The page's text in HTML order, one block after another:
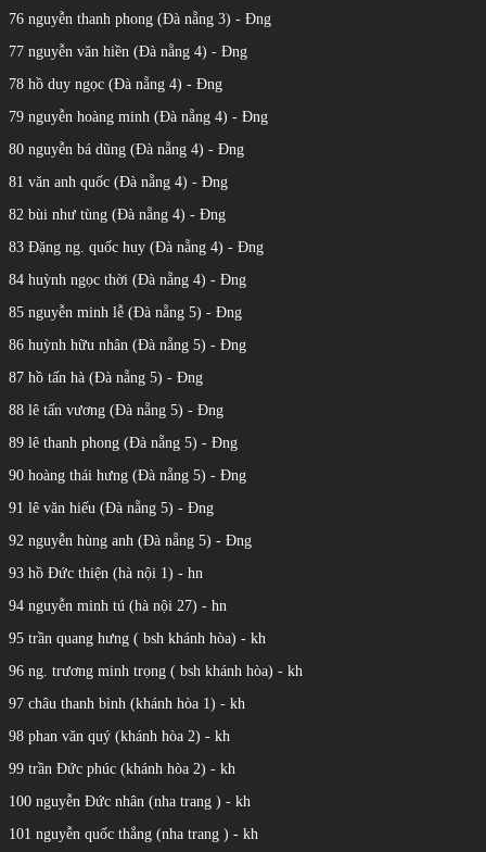
76 nguyễn thanh phong (Đà nẵng 3) - Đng
77 nguyễn văn hiền (Đà nẵng 4) - Đng
78 hồ duy ngọc (Đà nẵng 4) - Đng
79 nguyễn hoàng minh (Đà nẵng 4) - Đng
80 nguyễn bá dũng (Đà nẵng 4) - Đng
81 văn anh quốc (Đà nẵng 4) - Đng
82 bùi như tùng (Đà nẵng 4) - Đng
83 Đặng ng. quốc huy (Đà nẵng 4) - Đng
84 huỳnh ngọc thời (Đà nẵng 4) - Đng
85 nguyễn minh lễ (Đà nẵng 5) - Đng
86 huỳnh hữu nhân (Đà nẵng 5) - Đng
87 hồ tấn hà (Đà nẵng 5) - Đng
88 lê tấn vương (Đà nẵng 5) - Đng
89 lê thanh phong (Đà nẵng 5) - Đng
90 hoàng thái hưng (Đà nẵng 5) - Đng
91 lê văn hiếu (Đà nẵng 5) - Đng
92 nguyễn hùng anh (Đà nẵng 5) - Đng
93 hồ Đức thiện (hà nội 1) - hn
94 nguyễn minh tú (hà nội 27) - hn
95 trần quang hưng ( bsh khánh hòa) - kh
96 ng. trương minh trọng ( bsh khánh hòa) - kh
97 châu thanh bình (khánh hòa 1) - kh
98 phan văn quý (khánh hòa 2) - kh
99 trần Đức phúc (khánh hòa 2) - kh
100 nguyễn Đức nhân (nha trang ) - kh
101 nguyễn quốc thắng (nha trang ) - kh